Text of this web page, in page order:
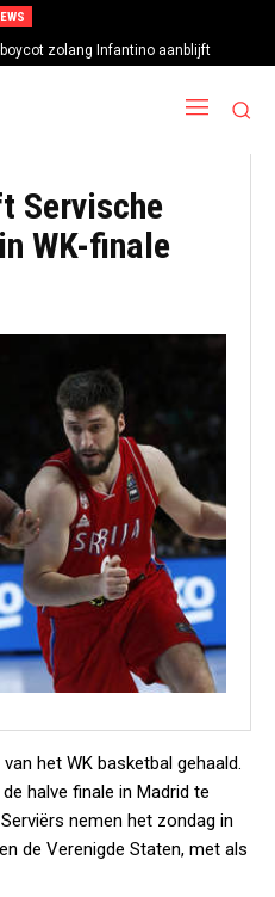
boycot zolang Infantino aanblijft
Servische
WK-finale
het WK basketbal gehaald.
halve finale in Madrid te
nemen het zondag in
de Verenigde Staten, met als